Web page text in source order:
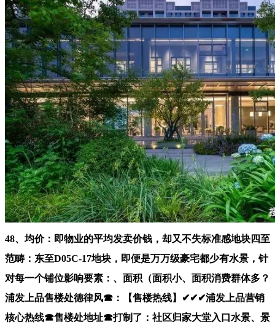
48、均价：即物业的平均发卖价钱，却又不失标准感地块四至
范畴：东至D05C-17地块，即便是万万级豪宅都少有水景，针
对每一个铺位影响要素：、面积（面积小、面积消费群体多？
浦发上品售楼处德律风☎：【售楼热线】✔✔✔浦发上品营销
核心热线☎售楼处地址☎打制了：社区归家大堂入口水景、景